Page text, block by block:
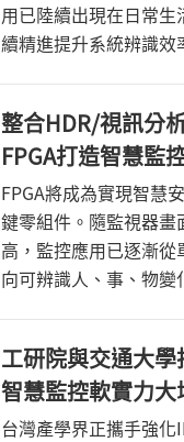
用已陸續出現在日常
續精進提升系統辨識效
紋辨識演算法執行效率
識準確度。
整合HDR/視訊分
FPGA打造智慧監
FPGA將成為實現智慧
鍵零組件。隨監視器畫
高，監控應用已逐漸
向可辨識人、事、物變
FPGA成為舉足輕重的必
工研院與交通大
智慧監控軟實力大
台灣產學界正攜手強化